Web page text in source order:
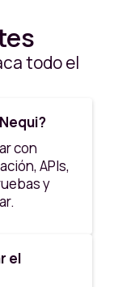
todo el
con
APIs,
y
el